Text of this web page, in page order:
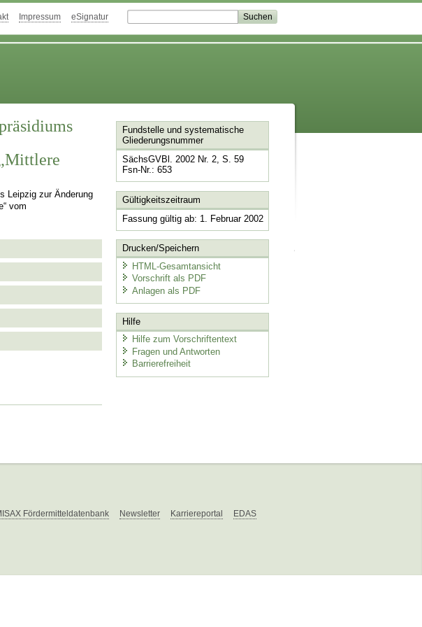
Impressum eSignatur
Leipzig zur Änderung
vom
Fundstelle und systematische
Gliederungsnummer
SächsGVBl. 2002 Nr. 2, S. 59
Fsn-Nr.: 653
Gültigkeitszeitraum
Fassung gültig ab: 1. Februar 2002
Drucken/Speichern
HTML-Gesamtansicht
Vorschrift als PDF
Anlagen als PDF
Hilfe
Hilfe zum Vorschriftentext
Fragen und Antworten
Barrierefreiheit
Fördermitteldatenbank Newsletter Karriereportal EDAS